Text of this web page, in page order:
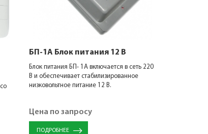
БП-1А Блок питания 12 В
Блок питания БП- 1A включается в сеть 220
В и обеспечивает стабилизированное
низковольтное питание 12 В.
Цена по запросу
ПОДРОБНЕЕ